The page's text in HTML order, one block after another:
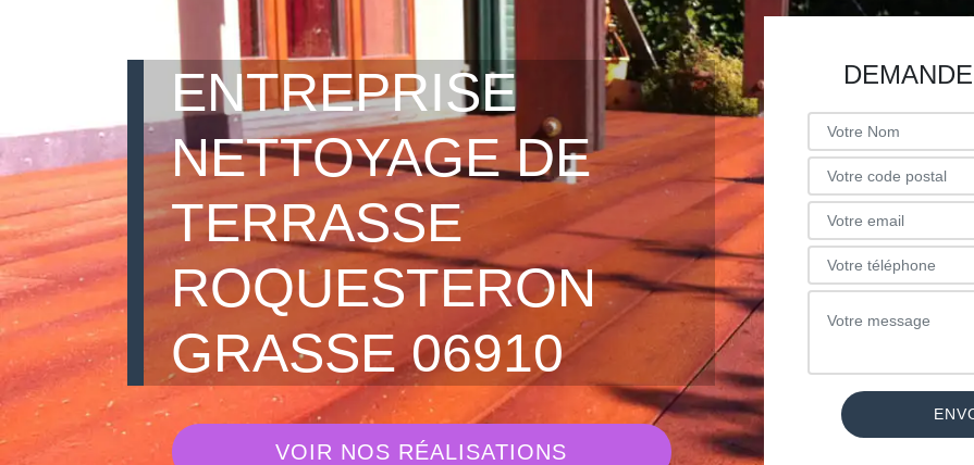
ENTREPRISE
NETTOYAGE DE
TERRASSE
ROQUESTERON
GRASSE 06910
VOIR NOS RÉALISATIONS